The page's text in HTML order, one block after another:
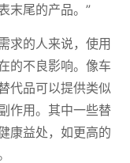
末尾的产品。”
求的人来说，使用
的不良影响。像车
代品可以提供类似
作用。其中一些替
康益处，如更高的